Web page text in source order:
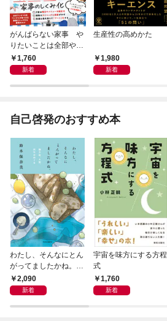
がんばらない家事 や
りたいことは全部や
る！ラクして整う「ご
きげん」ルール
1,760
新着
生産性の高めかた
1,980
新着
自己啓発のおすすめ本
わたし、そんなにとん
がってましたかね。
獅子座、Ａ型、丙午は
めぐる
2,090
新着
宇宙を味方にする方程
式
1,760
新着